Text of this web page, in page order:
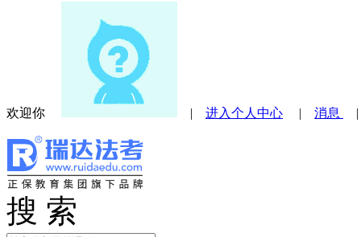
欢迎你 | 进入个人中心 | 消息
搜 索